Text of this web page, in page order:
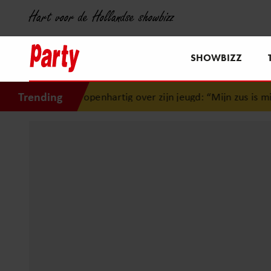
Hart voor de Hollandse showbizz
SHOWBIZZ
Trending
openhartig over zijn jeugd: “Mijn zus is mijn morele